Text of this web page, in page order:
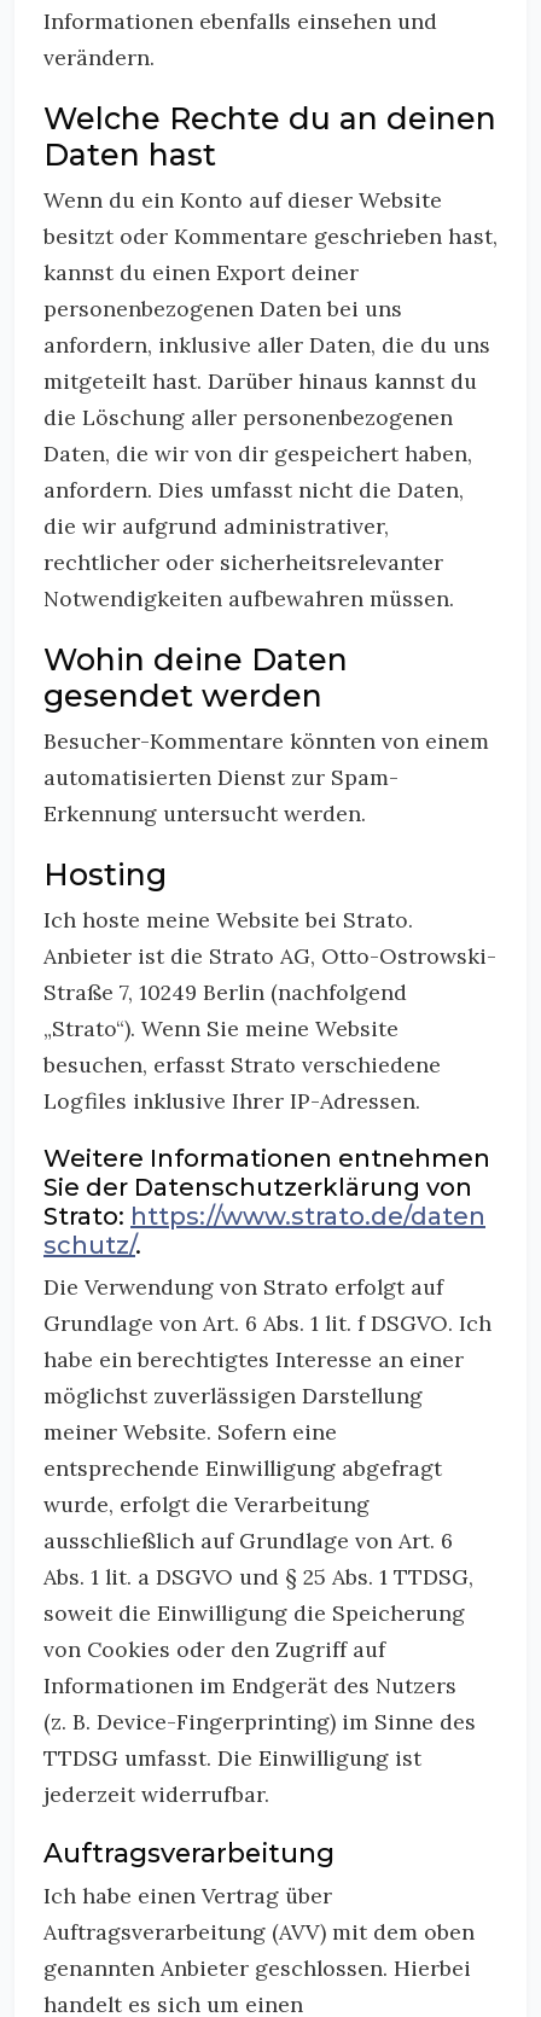
Informationen ebenfalls einsehen und
verändern.
Welche Rechte du an deinen
Daten hast
Wenn du ein Konto auf dieser Website
besitzt oder Kommentare geschrieben hast,
kannst du einen Export deiner
personenbezogenen Daten bei uns
anfordern, inklusive aller Daten, die du uns
mitgeteilt hast. Darüber hinaus kannst du
die Löschung aller personenbezogenen
Daten, die wir von dir gespeichert haben,
anfordern. Dies umfasst nicht die Daten,
die wir aufgrund administrativer,
rechtlicher oder sicherheitsrelevanter
Notwendigkeiten aufbewahren müssen.
Wohin deine Daten
gesendet werden
Besucher-Kommentare könnten von einem
automatisierten Dienst zur Spam-
Erkennung untersucht werden.
Hosting
Ich hoste meine Website bei Strato.
Anbieter ist die Strato AG, Otto-Ostrowski-
Straße 7, 10249 Berlin (nachfolgend
„Strato“). Wenn Sie meine Website
besuchen, erfasst Strato verschiedene
Logfiles inklusive Ihrer IP-Adressen.
Weitere Informationen entnehmen
Sie der Datenschutzerklärung von
Strato: https://www.strato.de/daten
schutz/.
Die Verwendung von Strato erfolgt auf
Grundlage von Art. 6 Abs. 1 lit. f DSGVO. Ich
habe ein berechtigtes Interesse an einer
möglichst zuverlässigen Darstellung
meiner Website. Sofern eine
entsprechende Einwilligung abgefragt
wurde, erfolgt die Verarbeitung
ausschließlich auf Grundlage von Art. 6
Abs. 1 lit. a DSGVO und § 25 Abs. 1 TTDSG,
soweit die Einwilligung die Speicherung
von Cookies oder den Zugriff auf
Informationen im Endgerät des Nutzers
(z. B. Device-Fingerprinting) im Sinne des
TTDSG umfasst. Die Einwilligung ist
jederzeit widerrufbar.
Auftragsverarbeitung
Ich habe einen Vertrag über
Auftragsverarbeitung (AVV) mit dem oben
genannten Anbieter geschlossen. Hierbei
handelt es sich um einen